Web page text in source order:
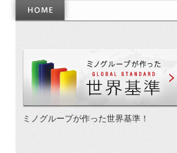
ミノグループが作った世界基準！